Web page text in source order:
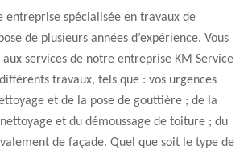
entreprise spécialisée en travaux de
de plusieurs années d’expérience. Vous
services de notre entreprise KM Service
travaux, tels que : vos urgences
et de la pose de gouttière ; de la
et du démoussage de toiture ; du
de façade. Quel que soit le type de